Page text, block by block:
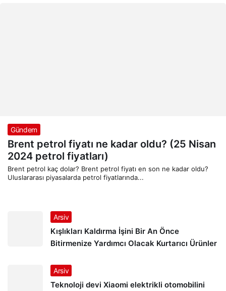
Gündem
Brent petrol fiyatı ne kadar oldu? (25 Nisan
2024 petrol fiyatları)
Brent petrol kaç dolar? Brent petrol fiyatı en son ne kadar oldu?
Uluslararası piyasalarda petrol fiyatlarında...
Arsiv
Kışlıkları Kaldırma İşini Bir An Önce
Bitirmenize Yardımcı Olacak Kurtarıcı Ürünler
Arsiv
Teknoloji devi Xiaomi elektrikli otomobilini